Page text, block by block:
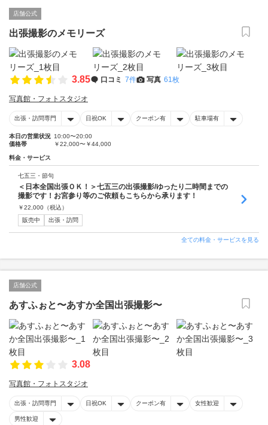
店舗公式
出張撮影のメモリーズ
3.85 口コミ 7件 写真 61枚
写真館・フォトスタジオ
出張・訪問専門 日祝OK クーポン有 駐車場有
本日の営業状況 10:00〜20:00
価格帯
￥22,000〜￥44,000
料金・サービス
七五三・節句
＜日本全国出張ＯＫ！＞七五三の出張撮影/ゆったり二時間までの
撮影です！お宮参り等のご依頼もこちらから承ります！
￥22,000 （税込）
販売中
出張・訪問
全ての料金・サービスを見る
店舗公式
あすふぉと〜あすか全国出張撮影〜
3.08
写真館・フォトスタジオ
出張・訪問専門 日祝OK クーポン有 女性歓迎
男性歓迎